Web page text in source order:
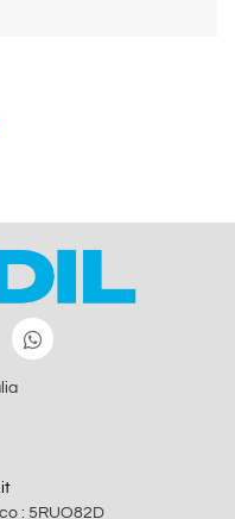
: 5RUO82D